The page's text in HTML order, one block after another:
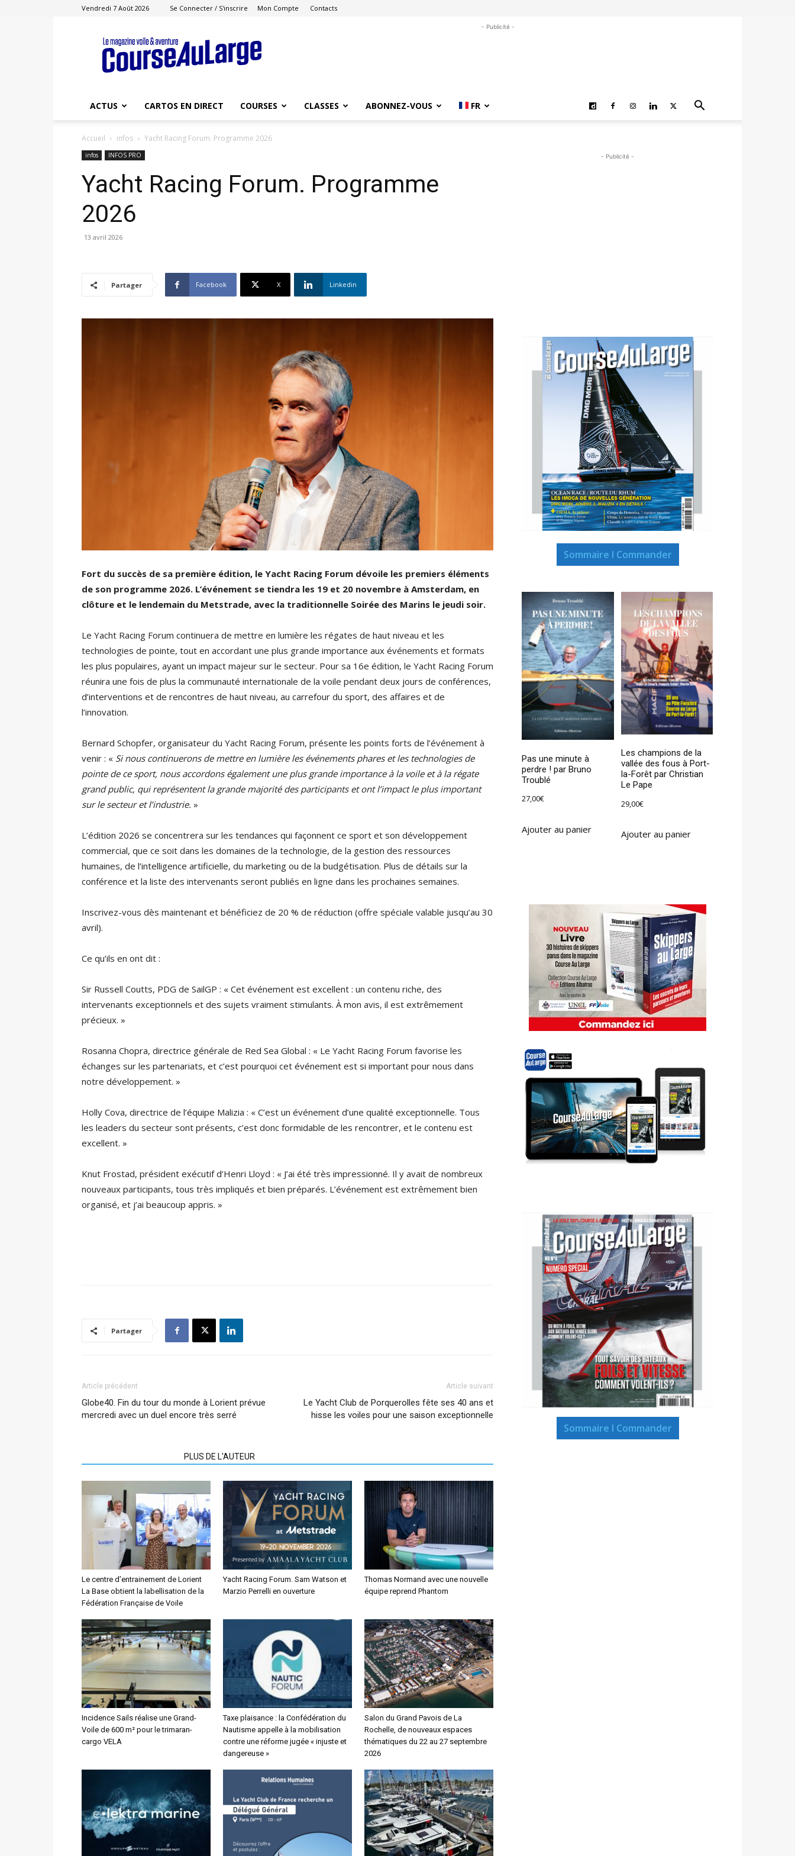
Vendredi 7 Août 2026 Se Connecter / S'inscrire Mon Compte Contacts
Course
au
Large
- Publicité -
ACTUS CARTOS EN DIRECT COURSES CLASSES ABONNEZ-VOUS FR
Accueil infos Yacht Racing Forum. Programme 2026
infos INFOS PRO
Yacht Racing Forum. Programme
2026
13 avril 2026
Partager Facebook X Linkedin
Fort du succès de sa première édition, le Yacht Racing Forum dévoile les premiers éléments
de son programme 2026. L’événement se tiendra les 19 et 20 novembre à Amsterdam, en
clôture et le lendemain du Metstrade, avec la traditionnelle Soirée des Marins le jeudi soir.
Le Yacht Racing Forum continuera de mettre en lumière les régates de haut niveau et les
technologies de pointe, tout en accordant une plus grande importance aux événements et formats
les plus populaires, ayant un impact majeur sur le secteur. Pour sa 16e édition, le Yacht Racing Forum
réunira une fois de plus la communauté internationale de la voile pendant deux jours de conférences,
d’interventions et de rencontres de haut niveau, au carrefour du sport, des affaires et de
l’innovation.
Bernard Schopfer, organisateur du Yacht Racing Forum, présente les points forts de l’événement à
venir : « Si nous continuerons de mettre en lumière les événements phares et les technologies de
pointe de ce sport, nous accordons également une plus grande importance à la voile et à la régate
grand public, qui représentent la grande majorité des participants et ont l’impact le plus important
sur le secteur et l’industrie. »
L’édition 2026 se concentrera sur les tendances qui façonnent ce sport et son développement
commercial, que ce soit dans les domaines de la technologie, de la gestion des ressources
humaines, de l’intelligence artificielle, du marketing ou de la budgétisation. Plus de détails sur la
conférence et la liste des intervenants seront publiés en ligne dans les prochaines semaines.
Inscrivez-vous dès maintenant et bénéficiez de 20 % de réduction (offre spéciale valable jusqu’au 30
avril).
Ce qu’ils en ont dit :
Sir Russell Coutts, PDG de SailGP : « Cet événement est excellent : un contenu riche, des
intervenants exceptionnels et des sujets vraiment stimulants. À mon avis, il est extrêmement
précieux. »
Rosanna Chopra, directrice générale de Red Sea Global : « Le Yacht Racing Forum favorise les
échanges sur les partenariats, et c’est pourquoi cet événement est si important pour nous dans
notre développement. »
Holly Cova, directrice de l’équipe Malizia : « C’est un événement d’une qualité exceptionnelle. Tous
les leaders du secteur sont présents, c’est donc formidable de les rencontrer, et le contenu est
excellent. »
Knut Frostad, président exécutif d’Henri Lloyd : « J’ai été très impressionné. Il y avait de nombreux
nouveaux participants, tous très impliqués et bien préparés. L’événement est extrêmement bien
organisé, et j’ai beaucoup appris. »
Partager
Article précédent
Globe40. Fin du tour du monde à Lorient prévue
mercredi avec un duel encore très serré
Article suivant
Le Yacht Club de Porquerolles fête ses 40 ans et
hisse les voiles pour une saison exceptionnelle
PLUS DE L'AUTEUR
Le centre d’entrainement de Lorient
La Base obtient la labellisation de la
Fédération Française de Voile
Yacht Racing Forum. Sam Watson et
Marzio Perrelli en ouverture
Thomas Normand avec une nouvelle
équipe reprend Phantom
Incidence Sails réalise une Grand-
Voile de 600 m² pour le trimaran-
cargo VELA
Taxe plaisance : la Confédération du
Nautisme appelle à la mobilisation
contre une réforme jugée « injuste et
dangereuse »
Salon du Grand Pavois de La
Rochelle, de nouveaux espaces
thématiques du 22 au 27 septembre
2026
- Publicité -
Sommaire I Commander
Pas une minute à
perdre ! par Bruno
Troublé
27,00€
Ajouter au panier
Les champions de la
vallée des fous à Port-
la-Forêt par Christian
Le Pape
29,00€
Ajouter au panier
Sommaire I Commander